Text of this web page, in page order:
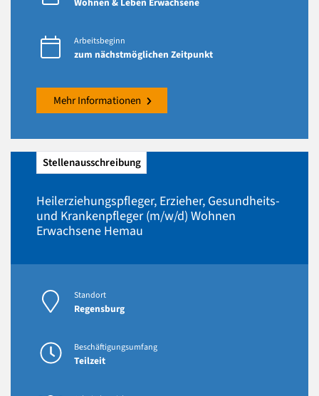
Wohnen & Leben Erwachsene
Arbeitsbeginn
zum nächstmöglichen Zeitpunkt
Mehr Informationen
Stellenausschreibung
Heilerziehungspfleger, Erzieher, Gesundheits-
und Krankenpfleger (m/w/d) Wohnen
Erwachsene Hemau
Standort
Regensburg
Beschäftigungsumfang
Teilzeit